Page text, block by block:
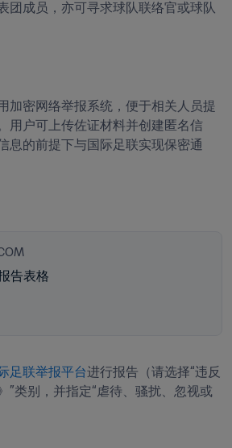
团成员，亦可寻求球队联络官或球队
加密网络举报系统，便于相关人员提
用户可上传佐证材料并创建匿名信
息的前提下与国际足联实现保密通
告表格
足联举报平台进行报告（请选择“违反
”类别，并指定“虐待、骚扰、忽视或